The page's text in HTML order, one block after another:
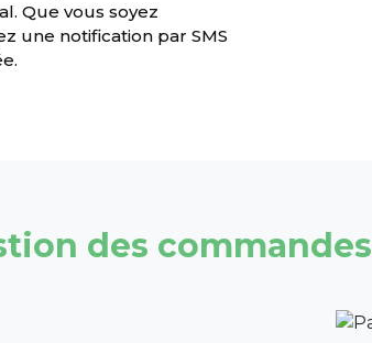
Que vous soyez
une notification par SMS
des commandes